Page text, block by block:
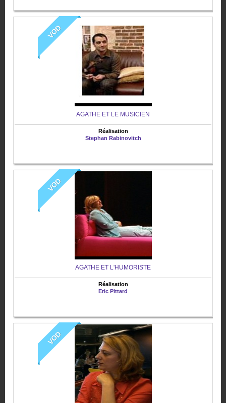
VOD
AGATHE ET LE MUSICIEN
Réalisation
Stephan Rabinovitch
VOD
AGATHE ET L'HUMORISTE
Réalisation
Eric Pittard
VOD